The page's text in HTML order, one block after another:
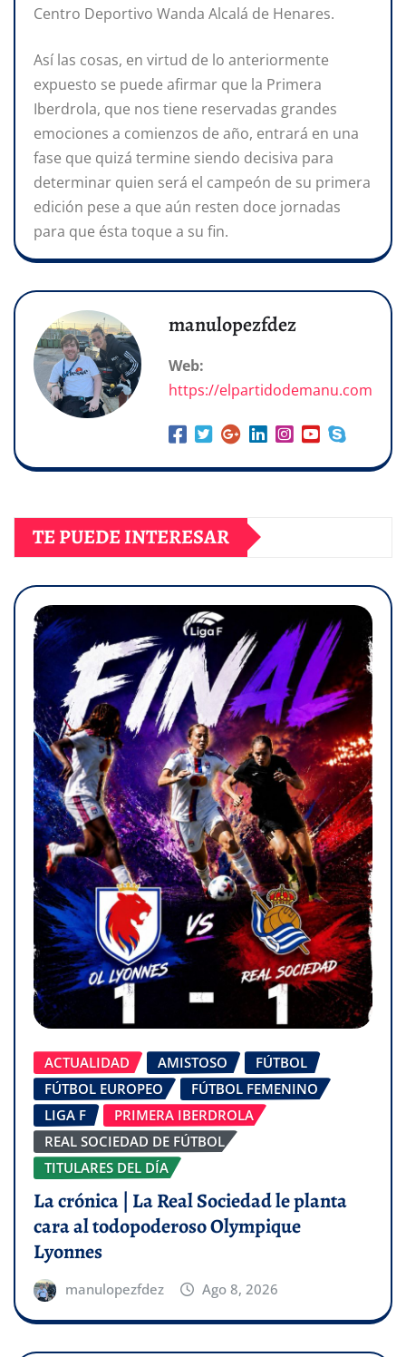
Centro Deportivo Wanda Alcalá de Henares.
Así las cosas, en virtud de lo anteriormente
expuesto se puede afirmar que la Primera
Iberdrola, que nos tiene reservadas grandes
emociones a comienzos de año, entrará en una
fase que quizá termine siendo decisiva para
determinar quien será el campeón de su primera
edición pese a que aún resten doce jornadas
para que ésta toque a su fin.
manulopezfdez
Web:
https://elpartidodemanu.com
TE PUEDE INTERESAR
ACTUALIDAD AMISTOSO
FÚTBOL
FÚTBOL EUROPEO
FÚTBOL FEMENINO
LIGA F
PRIMERA IBERDROLA
REAL SOCIEDAD DE FÚTBOL
TITULARES DEL DÍA
La crónica | La Real Sociedad le planta
cara al todopoderoso Olympique
Lyonnes
manulopezfdez Ago 8, 2026